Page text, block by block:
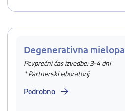
Degenerativna
Povprečni čas izvedbe: 3-4 dni
* Partnerski laboratorij
Podrobno